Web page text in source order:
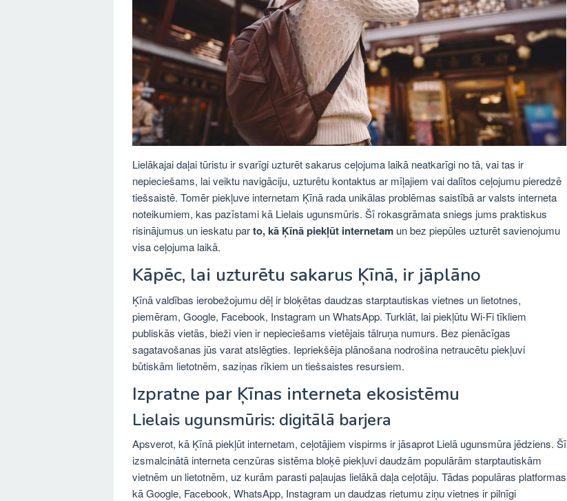
Lielākajai daļai tūristu ir svarīgi uzturēt sakarus ceļojuma laikā neatkarīgi no tā, vai tas ir
nepieciešams, lai veiktu navigāciju, uzturētu kontaktus ar mīļajiem vai dalītos ceļojumu pieredzē
tiešsaistē. Tomēr piekļuve internetam Ķīnā rada unikālas problēmas saistībā ar valsts interneta
noteikumiem, kas pazīstami kā Lielais ugunsmūris. Šī rokasgrāmata sniegs jums praktiskus
risinājumus un ieskatu parto, kā Ķīnā piekļūt internetam un bez piepūles uzturēt savienojumu
visa ceļojuma laikā.
Kāpēc, lai uzturētu sakarus Ķīnā, ir jāplāno
Ķīnā valdības ierobežojumu dēļ ir bloķētas daudzas starptautiskas vietnes un lietotnes,
piemēram, Google, Facebook, Instagram un WhatsApp. Turklāt, lai piekļūtu Wi-Fi tīkliem
publiskās vietās, bieži vien ir nepieciešams vietējais tālruņa numurs. Bez pienācīgas
sagatavošanas jūs varat atslēgties. Iepriekšēja plānošana nodrošina netraucētu piekļuvi
būtiskām lietotnēm, saziņas rīkiem un tiešsaistes resursiem.
Izpratne par Ķīnas interneta ekosistēmu
Lielais ugunsmūris: digitālā barjera
Apsverot, kā Ķīnā piekļūt internetam, ceļotājiem vispirms ir jāsaprot Lielā ugunsmūra jēdziens. Šī
izsmalcinātā interneta cenzūras sistēma bloķē piekļuvi daudzām populārām starptautiskām
vietnēm un lietotnēm, uz kurām parasti paļaujas lielākā daļa ceļotāju. Tādas populāras platformas
kā Google, Facebook, WhatsApp, Instagram un daudzas rietumu ziņu vietnes ir pilnīgi